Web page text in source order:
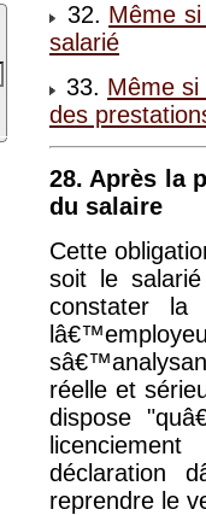
32. Même
salarié
33. Même si
des
28. Après la
du salaire
Cette
soit le
constater
réelle et
dispose
déclaration
reprendre le